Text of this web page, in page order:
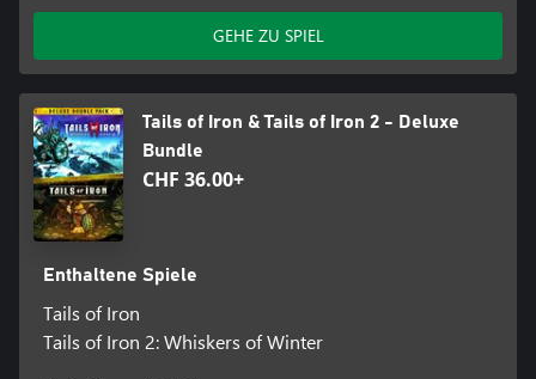
GEHE ZU SPIEL
Tails of Iron & Tails of Iron 2 - Deluxe
Bundle
CHF 36.00+
Enthaltene Spiele
Tails of Iron
Tails of Iron 2: Whiskers of Winter